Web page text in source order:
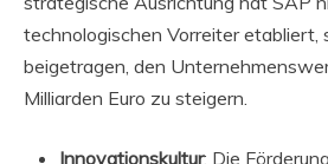
technologischen Vorreiter etabliert,
beigetragen, den
Milliarden Euro zu steigern.
Innovationskultur: Die